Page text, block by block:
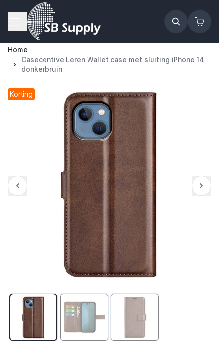
Ga naar de inhoud
Home
Casecentive Leren Wallet case met sluiting iPhone 14
donkerbruin
Korting